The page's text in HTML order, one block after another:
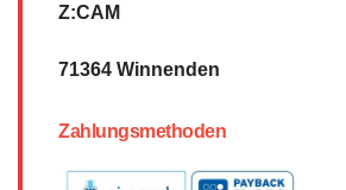
Z:CAM
71364 Winnenden
Zahlungsmethoden